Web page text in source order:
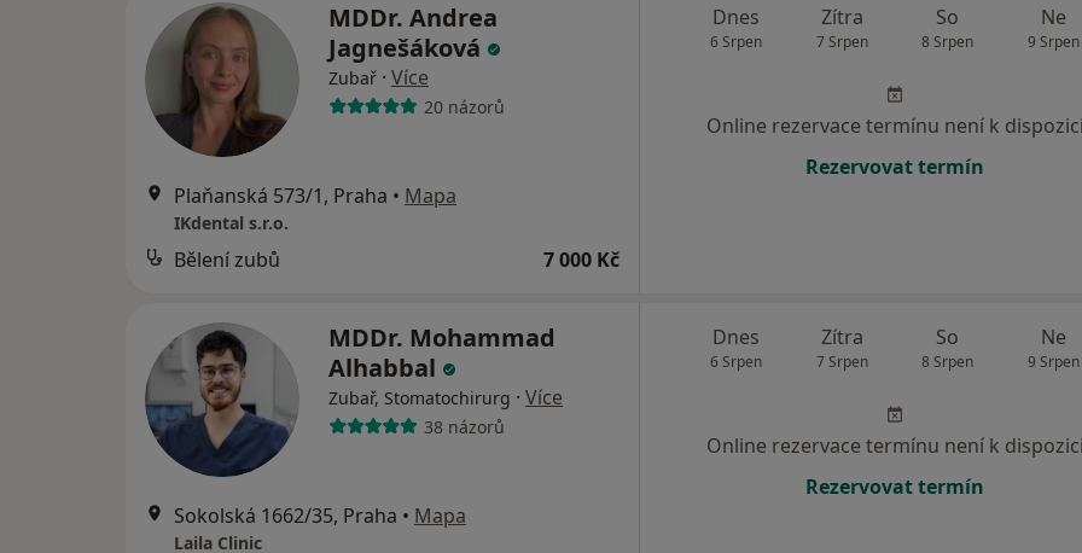
MDDr. Andrea
Jagnešáková
Zubař · Více
20 názorů
Plaňanská 573/1, Praha • Mapa
IKdental s.r.o.
Bělení zubů 7 000 Kč
Dnes
6 Srpen
Zítra
7 Srpen
So
8 Srpen
Ne
9 Srpen
Online rezervace termínu není k dispozici
Rezervovat termín
MDDr. Mohammad
Alhabbal
Zubař, Stomatochirurg · Více
38 názorů
Sokolská 1662/35, Praha • Mapa
Laila Clinic
Dnes
6 Srpen
Zítra
7 Srpen
So
8 Srpen
Ne
9 Srpen
Online rezervace termínu není k dispozici
Rezervovat termín